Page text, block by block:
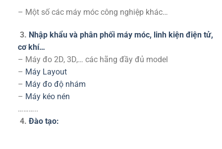
– Một số các máy móc công nghiệp khác…
3. Nhập khẩu và phân phối máy móc, linh kiện điện tử,
cơ khí…
– Máy đo 2D, 3D,… các hãng đầy đủ model
– Máy Layout
– Máy đo độ nhám
– Máy kéo nén
………..
4. Đào tạo: